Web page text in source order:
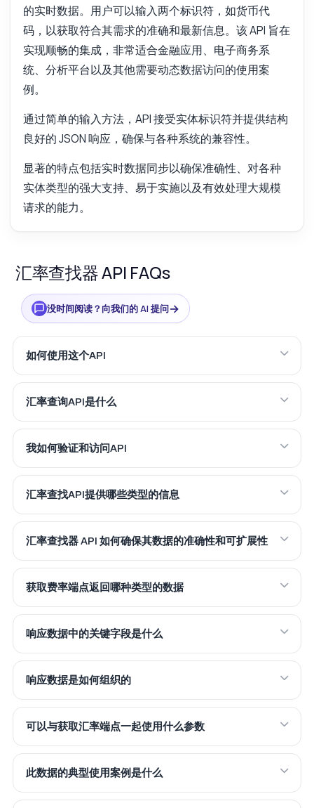
的实时数据。用户可以输入两个标识符，如货币代
码，以获取符合其需求的准确和最新信息。该 API 旨在
实现顺畅的集成，非常适合金融应用、电子商务系
统、分析平台以及其他需要动态数据访问的使用案
例。
通过简单的输入方法，API 接受实体标识符并提供结构
良好的 JSON 响应，确保与各种系统的兼容性。
显著的特点包括实时数据同步以确保准确性、对各种
实体类型的强大支持、易于实施以及有效处理大规模
请求的能力。
汇率查找器 API FAQs
没时间阅读？向我们的 AI 提问→
如何使用这个API
汇率查询API是什么
我如何验证和访问API
汇率查找API提供哪些类型的信息
汇率查找器 API 如何确保其数据的准确性和可扩展性
获取费率端点返回哪种类型的数据
响应数据中的关键字段是什么
响应数据是如何组织的
可以与获取汇率端点一起使用什么参数
此数据的典型使用案例是什么